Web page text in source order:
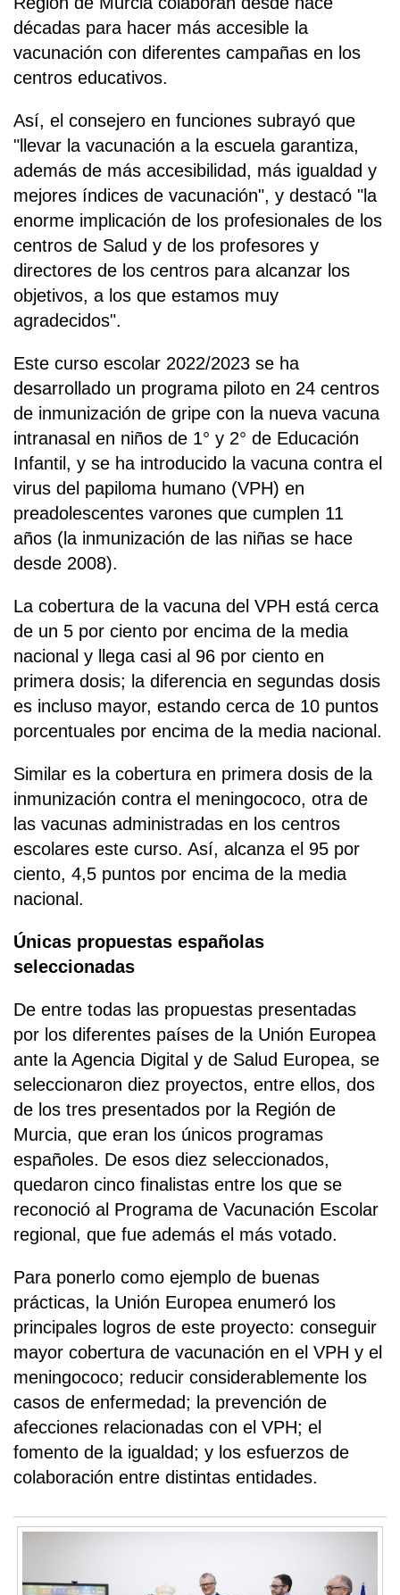
décadas para hacer más accesible la
vacunación con diferentes campañas en los
centros educativos.
Así, el consejero en funciones subrayó que
"llevar la vacunación a la escuela garantiza,
además de más accesibilidad, más igualdad y
mejores índices de vacunación", y destacó "la
enorme implicación de los profesionales de los
centros de Salud y de los profesores y
directores de los centros para alcanzar los
objetivos, a los que estamos muy
agradecidos".
Este curso escolar 2022/2023 se ha
desarrollado un programa piloto en 24 centros
de inmunización de gripe con la nueva vacuna
intranasal en niños de 1° y 2° de Educación
Infantil, y se ha introducido la vacuna contra el
virus del papiloma humano (VPH) en
preadolescentes varones que cumplen 11
años (la inmunización de las niñas se hace
desde 2008).
La cobertura de la vacuna del VPH está cerca
de un 5 por ciento por encima de la media
nacional y llega casi al 96 por ciento en
primera dosis; la diferencia en segundas dosis
es incluso mayor, estando cerca de 10 puntos
porcentuales por encima de la media nacional.
Similar es la cobertura en primera dosis de la
inmunización contra el meningococo, otra de
las vacunas administradas en los centros
escolares este curso. Así, alcanza el 95 por
ciento, 4,5 puntos por encima de la media
nacional.
Únicas propuestas españolas
seleccionadas
De entre todas las propuestas presentadas
por los diferentes países de la Unión Europea
ante la Agencia Digital y de Salud Europea, se
seleccionaron diez proyectos, entre ellos, dos
de los tres presentados por la Región de
Murcia, que eran los únicos programas
españoles. De esos diez seleccionados,
quedaron cinco finalistas entre los que se
reconoció al Programa de Vacunación Escolar
regional, que fue además el más votado.
Para ponerlo como ejemplo de buenas
prácticas, la Unión Europea enumeró los
principales logros de este proyecto: conseguir
mayor cobertura de vacunación en el VPH y el
meningococo; reducir considerablemente los
casos de enfermedad; la prevención de
afecciones relacionadas con el VPH; el
fomento de la igualdad; y los esfuerzos de
colaboración entre distintas entidades.